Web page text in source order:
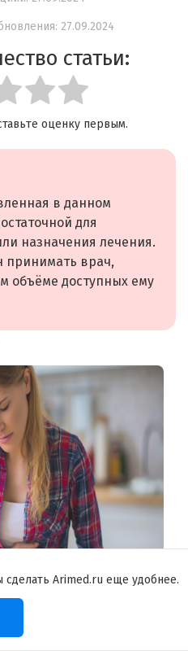
27.09.2024
статьи:
оценку первым.
в данном
для
назначения лечения.
принимать врач,
объёме доступных ему
сделать Arimed.ru еще удобнее.